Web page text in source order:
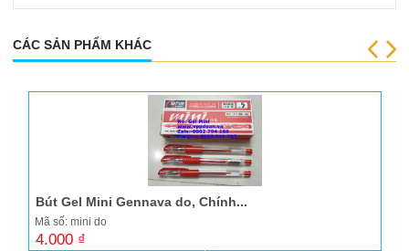
CÁC SẢN PHẨM KHÁC
Bút Gel Mini Gennava do, Chính...
Mã số: mini do
4.000 ₫